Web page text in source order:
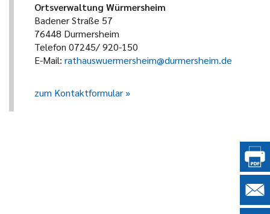
Ortsverwaltung Würmersheim
Badener Straße 57
76448 Durmersheim
Telefon 07245/ 920-150
E-Mail: rathauswuermersheim@durmersheim.de
zum Kontaktformular